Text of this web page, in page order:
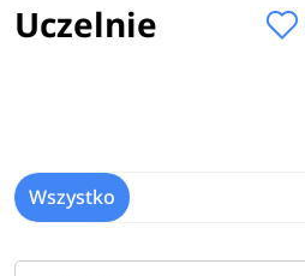
Uczelnie
Wszystko